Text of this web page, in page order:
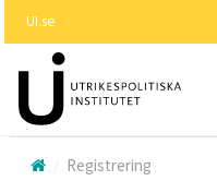
huvudinnehållet
UI.se
Registrering